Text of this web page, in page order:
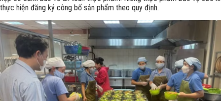
thực hiện đăng ký công bố sản phẩm theo quy định.